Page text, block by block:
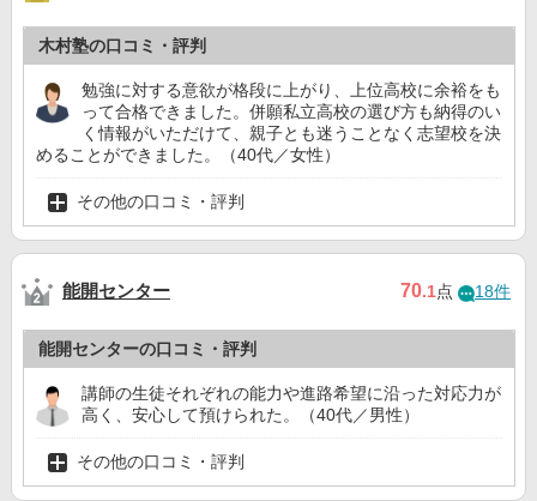
木村塾の口コミ・評判
勉強に対する意欲が格段に上がり、上位高校に余裕をも
って合格できました。併願私立高校の選び方も納得のい
く情報がいただけて、親子とも迷うことなく志望校を決
めることができました。（40代／女性）
その他の口コミ・評判
能開センター 70.1点 18件
能開センターの口コミ・評判
講師の生徒それぞれの能力や進路希望に沿った対応力が
高く、安心して預けられた。（40代／男性）
その他の口コミ・評判